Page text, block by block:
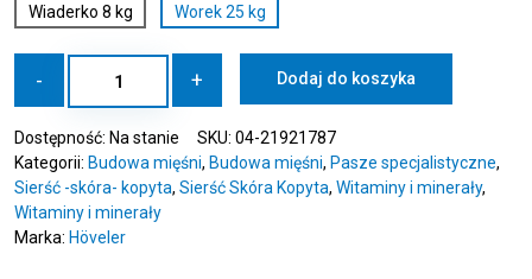
Wiaderko 8 kg
Worek 25 kg
-
HÖVELER
BT-
Hefe
Press
15kg
-
drożdże
+ Dodaj do koszyka
Dostępność: Na stanie SKU: 04-21921787
Kategorii: Budowa mięśni, Budowa mięśni, Pasze specjalistyczne,
Sierść -skóra- kopyta, Sierść Skóra Kopyta, Witaminy i minerały,
Witaminy i minerały
Marka: Höveler